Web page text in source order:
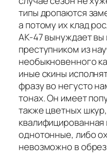
типы дропаются
а потому их клад
AK-47 вынуждает вы
преступником из
необыкновенного
иные скины
фразу во негусто
тонах. Он имеет
также цветных
квалифицированная
однотонные, либо
невозможно в